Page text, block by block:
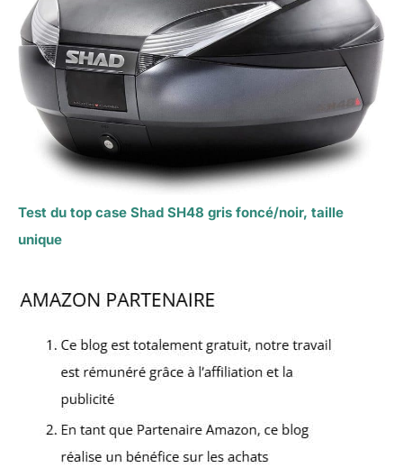
Test du top case Shad SH48 gris foncé/noir, taille
unique